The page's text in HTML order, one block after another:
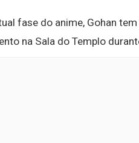
fase do anime, Gohan tem
na Sala do Templo